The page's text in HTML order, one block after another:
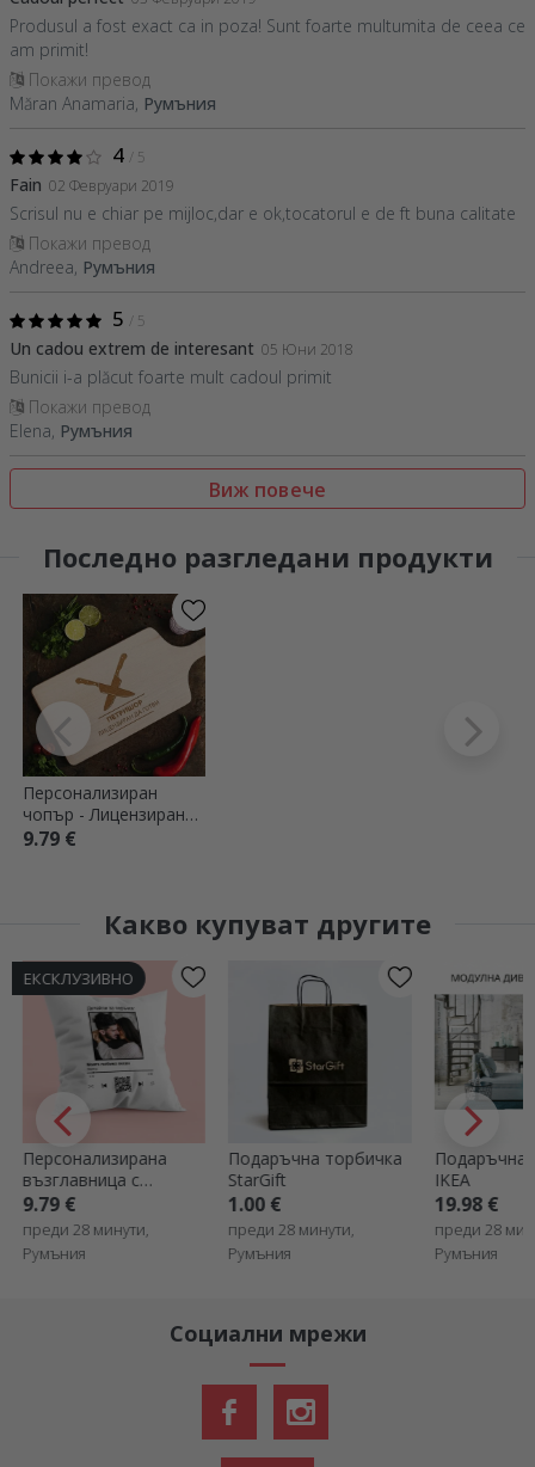
Produsul a fost exact ca in poza! Sunt foarte multumita de ceea ce
am primit!
Покажи превод
Măran Anamaria, Румъния
4 / 5
Fain 02 Февруари 2019
Scrisul nu e chiar pe mijloc,dar e ok,tocatorul e de ft buna calitate
Покажи превод
Andreea, Румъния
5 / 5
Un cadou extrem de interesant 05 Юни 2018
Bunicii i-a plăcut foarte mult cadoul primit
Покажи превод
Elena, Румъния
Виж повече
Последно разгледани продукти
Персонализиран
чопър - Лицензиран
за готвене
9.79 €
Какво купуват другите
Подаръчна торбичка
StarGift
1.00 €
преди 28 минути,
Румъния
Подаръчна карта
IKEA
19.98 €
преди 28 минути,
Румъния
Плюс
мече с
19.78 €
преди 33
Румъния
Социални мрежи